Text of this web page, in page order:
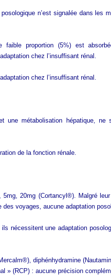
n’est signalée dans les
faible proportion (5%) est
chez l’insuffisant rénal.
chez l’insuffisant rénal.
métabolisation hépatique, ne
de la fonction rénale.
20mg (Cortancyl®). Malgré
voyages, aucune adaptation
nécessitent une adaptation
diphénhydramine
» (RCP) : aucune précision